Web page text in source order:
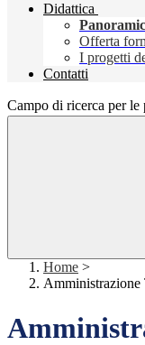
Didattica
Offerta
I progetti
Contatti
Campo di ricerca per le
Home >
Amministrazione